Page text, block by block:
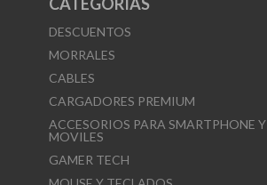
DESCUENTOS
MORRALES
CABLES
CARGADORES PREMIUM
ACCESORIOS PARA SMARTPHONE Y
MOVILES
GAMER TECH